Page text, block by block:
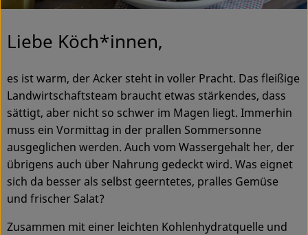
NEU & ANGEBOT
THEMENWELTEN
AUS DER REGION
Ökokisten
Obst & Gemüse
Kühltheke
Backwaren
Haltbares
Liebe Köch*innen,
es ist warm, der Acker steht in voller Pracht. Das fleißige
Landwirtschaftsteam braucht etwas stärkendes, dass
sättigt, aber nicht so schwer im Magen liegt. Immerhin
muss ein Vormittag in der prallen Sommersonne
ausgeglichen werden. Auch vom Wassergehalt her, der
übrigens auch über Nahrung gedeckt wird. Was eignet
sich da besser als selbst geerntetes, pralles Gemüse
und frischer Salat?
Zusammen mit einer leichten Kohlenhydratquelle und